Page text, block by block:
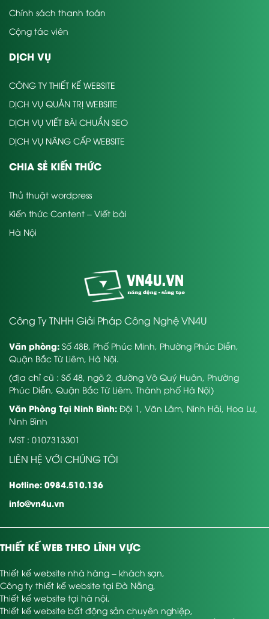
Chính sách thanh toán
Cộng tác viên
DỊCH VỤ
CÔNG TY THIẾT KẾ WEBSITE
DỊCH VỤ QUẢN TRỊ WEBSITE
DỊCH VỤ VIẾT BÀI CHUẨN SEO
DỊCH VỤ NÂNG CẤP WEBSITE
CHIA SẺ KIẾN THỨC
Thủ thuật wordpress
Kiến thức Content – Viết bài
Hà Nội
Công Ty TNHH Giải Pháp Công Nghệ VN4U
Văn phòng: Số 48B, Phố Phúc Minh, Phường Phúc Diễn,
Quận Bắc Từ Liêm, Hà Nội.
(địa chỉ cũ : Số 48, ngõ 2, đường Võ Quý Huân, Phường
Phúc Diễn, Quận Bắc Từ Liêm, Thành phố Hà Nội)
Văn Phòng Tại Ninh Bình: Đội 1, Văn Lâm, Ninh Hải, Hoa Lư,
Ninh Bình
MST : 0107313301
LIÊN HỆ VỚI CHÚNG TÔI
Hotline: 0984.510.136
info@vn4u.vn
THIẾT KẾ WEB THEO LĨNH VỰC
Thiết kế website nhà hàng – khách sạn
Công ty thiết kế website tại Đà Nẵng
Thiết kế website tại hà nội
Thiết kế website bất động sản chuyên nghiệp